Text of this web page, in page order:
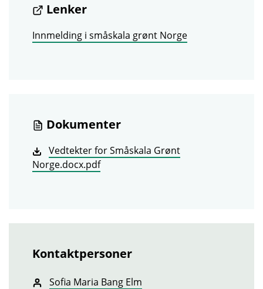
Lenker
Innmelding i småskala grønt Norge
Dokumenter
Vedtekter for Småskala Grønt
Norge.docx.pdf
Kontaktpersoner
Sofia Maria Bang Elm